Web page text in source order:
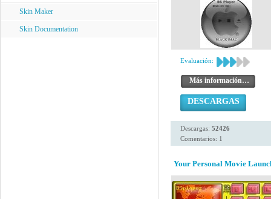
Skin Maker
Skin Documentation
Evaluación:
Más información…
DESCARGAS
Descargas: 52426
Comentarios: 1
Your Personal Movie